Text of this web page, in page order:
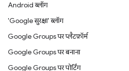
Android ब्लॉग
'Google सुरक्षा' ब्लॉग
Google Groups पर प्लैटफ़ॉर्म
Google Groups पर बनाना
Google Groups पर पोर्टिंग